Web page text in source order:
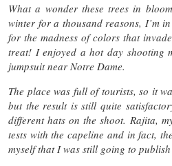
What a wonder these trees in
winter for a thousand reasons, I’m
for the madness of colors that
treat! I enjoyed a hot day shooting
jumpsuit near Notre Dame.
The place was full of tourists, so it
but the result is still quite
different hats on the shoot. Rajita,
tests with the capeline and in fact,
myself that I was still going to